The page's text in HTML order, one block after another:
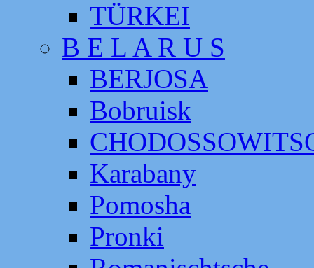
TÜRKEI
B E L A R U S
BERJOSA
Bobruisk
Karabany
Pomosha
Pronki